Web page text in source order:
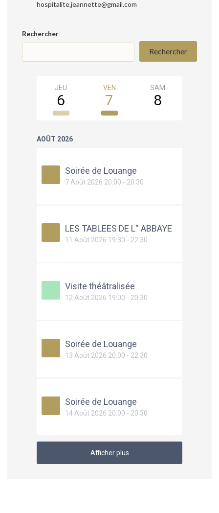
hospitalite.jeannette@gmail.com
Rechercher
Rechercher
JEU
6
VEN
7
SAM
8
AOÛT 2026
Soirée de Louange
7 Août 2026 20:00 - 20:30
LES TABLEES DE L'' ABBAYE
11 Août 2026 19:30 - 22:30
Visite théâtralisée
12 Août 2026 19:00 - 20:30
Soirée de Louange
13 Août 2026 20:00 - 22:30
Soirée de Louange
14 Août 2026 20:00 - 20:30
Afficher plus